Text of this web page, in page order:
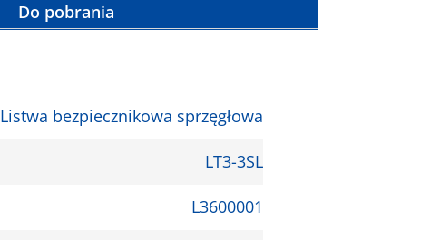
Do pobrania
Listwa bezpiecznikowa sprzęgłowa
LT3-3SL
L3600001